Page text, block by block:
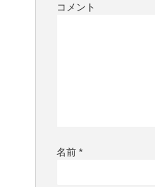
コメント
名前 *